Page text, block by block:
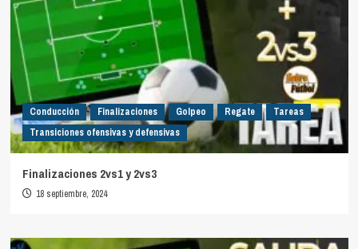
Conducción Finalizaciones Golpeo Regate
Tareas
Transiciones ofensivas y defensivas
Finalizaciones 2vs1 y 2vs3
18 septiembre, 2024